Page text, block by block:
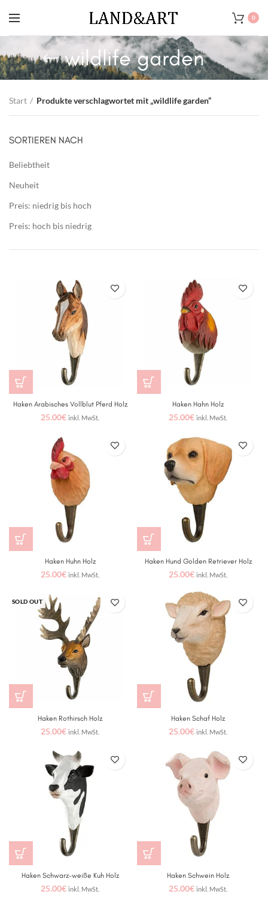
0
wildlife garden
Start Produkte verschlagwortet mit „wildlife garden“
SORTIEREN NACH
Beliebtheit
Neuheit
Preis: niedrig bis hoch
Preis: hoch bis niedrig
Haken Arabisches Vollblut Pferd Holz
25.00€ inkl. MwSt.
Haken Hahn Holz
25.00€ inkl. MwSt.
Haken Huhn Holz
25.00€ inkl. MwSt.
Haken Hund Golden Retriever Holz
25.00€ inkl. MwSt.
SOLD OUT
Haken Rothirsch Holz
25.00€ inkl. MwSt.
Haken Schaf Holz
25.00€ inkl. MwSt.
Haken Schwarz-weiße Kuh Holz
25.00€ inkl. MwSt.
Haken Schwein Holz
25.00€ inkl. MwSt.